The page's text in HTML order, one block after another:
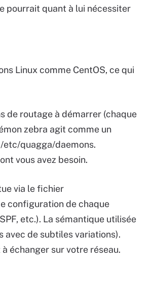
pourrait quant à lui nécessiter
Linux comme CentOS, ce qui
de routage à démarrer (chaque
zebra agit comme un
etc/quagga/daemons.
vous avez besoin.
via le fichier
configuration de chaque
etc.). La sémantique utilisée
avec de subtiles variations).
échanger sur votre réseau.